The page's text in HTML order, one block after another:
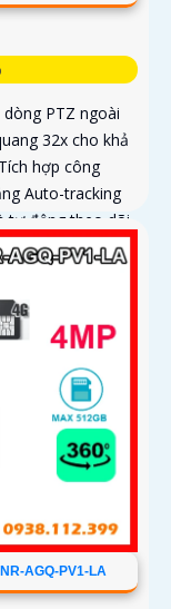
dòng PTZ ngoài
32x cho khả
hợp công
Auto-tracking
tự động theo dõi
AGQ-PV1-LA